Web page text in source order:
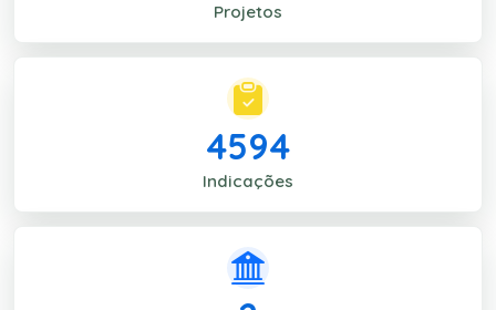
Projetos
4594
Indicações